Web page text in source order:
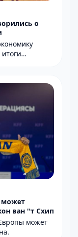
о
может
ван "т Схип
может